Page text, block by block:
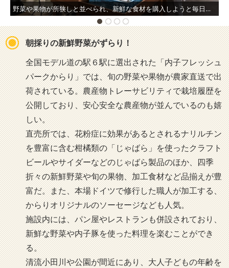
野菜や果物が所狭しと並べられ、新鮮な食材を購入しようと毎日多くの人々で賑わっている。週末には家族連れやカップルで賑わう。
朝採りの新鮮野菜がずらり！
全国モデル道の駅６駅に選出された「内子フレッシュ
パークからり」では、旬の野菜や果物が農家直送で出
荷されている。農産物トレーサビリティで栽培履歴を
公開しており、安心安全な農産物が並んでいるのも嬉
しい。
直売所では、花粉症に効果があるとされるナリルチン
を豊富に含む柑橘類の「じゃばら」を使ったクラフト
ビールやサイダーなどのじゃばら製品のほか、四季
折々の新鮮野菜や旬の果物、加工食材など品揃えが豊
富だ。また、本場ドイツで修行した職人が加工する、
からりオリジナルのソーセージなども人気。
施設内には、パン屋やレストランも併設されており、
新鮮な野菜や内子豚を使った料理を楽むことができ
る。
清流小田川や公園が間近にあり、大人子どもの年齢を